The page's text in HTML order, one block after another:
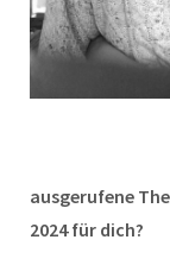
ausgerufene
2024 für dich?